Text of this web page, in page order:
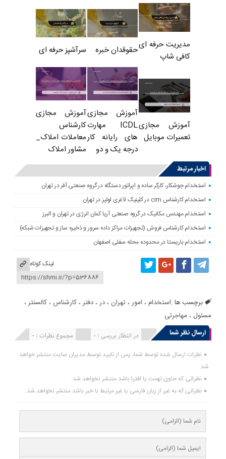
مدیریت حرفه ای
کافی شاپ
حقوقدان خبره سرآشپز حرفه ای
آموزش مجازی
تعمیرات موبایل
آموزش مجازی
ICDL مهارت
های رایانه کار
درجه یک و دو
آموزش مجازی
کارشناس
معاملات املاک_
مشاور املاک
اخبار مرتبط
استخدام جوشکار، کارگر ساده و اپراتور دستگاه در گروه صنعتی آفر در تهران
استخدام کارشناس crm در کلینیک لاغری لوئیز در تهران
استخدام مهندس مکانیک در گروه صنعتی آریا کمان انرژی در تهران و البرز
استخدام کارشناس فروش (تجهیزات مراکز داده سرور و ذخیره ساز و تجهیزات شبکه)
استخدام باریستا در محدوده محله سفلی اصفهان
لینک کوتاه
برچسب ها :استخدام ، امور ،تهران ،در ،دفتر ،کارشناس ،کالسنتر ،
مسئول ، مهاجرتی
ارسال نظر شما
مجموع نظرات : 0 در انتظار بررسی : 0 انتشار یافته : 0
نظرات ارسال شده توسط شما، پس از تایید توسط مدیران سایت منتشر خواهد
شد.
نظراتی که حاوی تهمت یا افترا باشد منتشر نخواهد شد.
نظراتی که به غیر از زبان فارسی یا غیر مرتبط با خبر باشد منتشر نخواهد شد.